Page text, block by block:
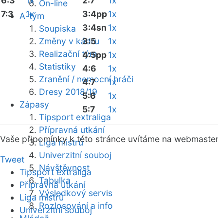
On-line
A-tým
Soupiska
Změny v kádru
Realizační tým
Statistiky
Zranění / nemocní hráči
Dresy 2018/19
Zápasy
Tipsport extraliga
Přípravná utkání
Liga mistrů
Univerzitní souboj
Návštěvnost
Tabulka
Výsledkový servis
Rozlosování a info
7:3
1x
3:4pp1x
3:4sn 1x
3:5
1x
4:5pp1x
4:6
1x
4:7
1x
5:6
1x
5:7
1x
Vaše připomínky k této stránce uvítáme na webmaster
Tweet
Tipsport extraliga
Přípravná utkání
Liga mistrů
Univerzitní souboj